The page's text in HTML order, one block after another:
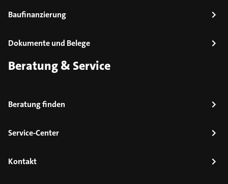
Baufinanzierung
Dokumente und Belege
Beratung & Service
Beratung finden
Service-Center
Kontakt